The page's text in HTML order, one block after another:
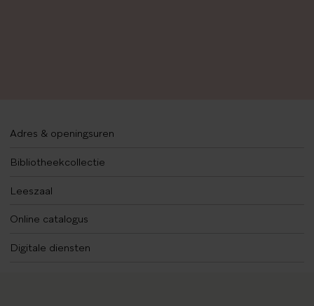
Adres & openingsuren
Bibliotheekcollectie
Leeszaal
Online catalogus
Digitale diensten